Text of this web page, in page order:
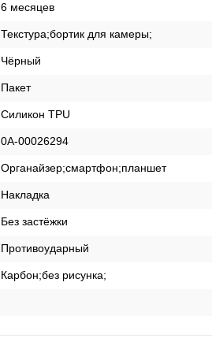
6 месяцев
Текстура;бортик для камеры;
Чёрный
Пакет
Силикон TPU
0А-00026294
Органайзер;смартфон;планшет
Накладка
Без застёжки
Противоударный
Карбон;без рисунка;